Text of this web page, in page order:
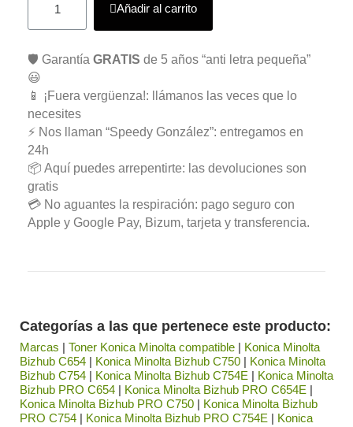
Añadir al carrito
🛡️ Garantía GRATIS de 5 años “anti letra pequeña”
😃
📱 ¡Fuera vergüenza!: llámanos las veces que lo
necesites
⚡ Nos llaman “Speedy González”: entregamos en
24h
📦 Aquí puedes arrepentirte: las devoluciones son
gratis
💳 No aguantes la respiración: pago seguro con
Apple y Google Pay, Bizum, tarjeta y transferencia.
Categorías a las que pertenece este producto:
Marcas | Toner Konica Minolta compatible | Konica Minolta
Bizhub C654 | Konica Minolta Bizhub C750 | Konica Minolta
Bizhub C754 | Konica Minolta Bizhub C754E | Konica Minolta
Bizhub PRO C654 | Konica Minolta Bizhub PRO C654E |
Konica Minolta Bizhub PRO C750 | Konica Minolta Bizhub
PRO C754 | Konica Minolta Bizhub PRO C754E | Konica